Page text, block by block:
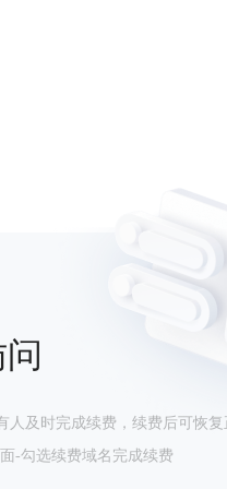
人及时完成续费，续费后可恢复
-勾选续费域名完成续费